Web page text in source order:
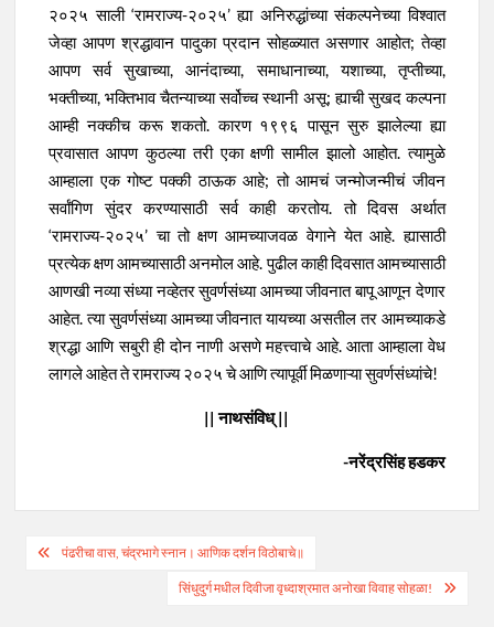
२०२५ साली ‘रामराज्य-२०२५’ ह्या अनिरुद्धांच्या संकल्पनेच्या विश्वात
जेव्हा आपण श्रद्धावान पादुका प्रदान सोहळ्यात असणार आहोत; तेव्हा
आपण सर्व सुखाच्या, आनंदाच्या, समाधानाच्या, यशाच्या, तृप्तीच्या,
भक्तीच्या, भक्तिभाव चैतन्याच्या सर्वोच्च स्थानी असू; ह्याची सुखद कल्पना
आम्ही नक्कीच करू शकतो. कारण १९९६ पासून सुरु झालेल्या ह्या
प्रवासात आपण कुठल्या तरी एका क्षणी सामील झालो आहोत. त्यामुळे
आम्हाला एक गोष्ट पक्की ठाऊक आहे; तो आमचं जन्मोजन्मीचं जीवन
सर्वांगिण सुंदर करण्यासाठी सर्व काही करतोय. तो दिवस अर्थात
‘रामराज्य-२०२५’ चा तो क्षण आमच्याजवळ वेगाने येत आहे. ह्यासाठी
प्रत्येक क्षण आमच्यासाठी अनमोल आहे. पुढील काही दिवसात आमच्यासाठी
आणखी नव्या संध्या नव्हेतर सुवर्णसंध्या आमच्या जीवनात बापू आणून देणार
आहेत. त्या सुवर्णसंध्या आमच्या जीवनात यायच्या असतील तर आमच्याकडे
श्रद्धा आणि सबुरी ही दोन नाणी असणे महत्त्वाचे आहे. आता आम्हाला वेध
लागले आहेत ते रामराज्य २०२५ चे आणि त्यापूर्वी मिळणाऱ्या सुवर्णसंध्यांचे!
|| नाथसंविध् ||
-नरेंद्रसिंह हडकर
Postपंढरीचा वास, चंद्रभागे स्नान। आणिक दर्शन विठोबाचे॥
सिंधुदुर्ग मधील दिवीजा वृध्दाश्रमात अनोखा विवाह सोहळा!